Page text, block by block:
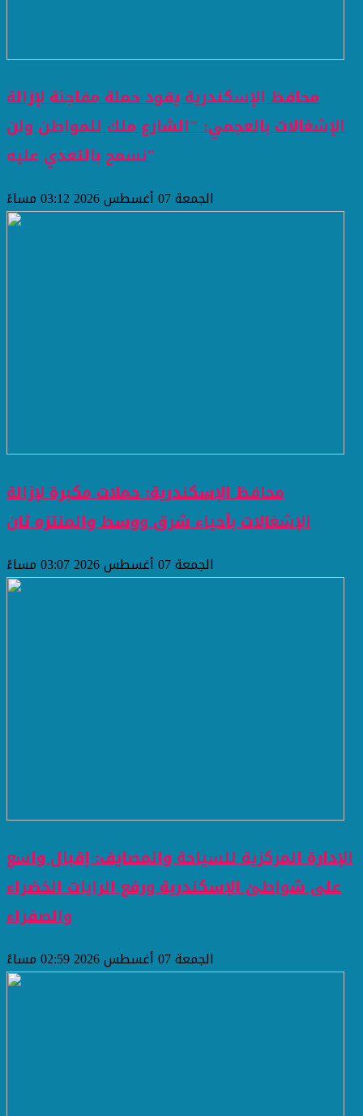
محافظ الإسكندرية يقود حملة مفاجئة لإزالة
الإشغالات بالعجمي: "الشارع ملك للمواطن ولن
نسمح بالتعدي عليه"
الجمعة 07 أغسطس 2026 03:12 مساءً
محافظ الإسكندرية: حملات مكبرة لإزالة
الإشغالات بأحياء شرق ووسط والمنتزه ثان
الجمعة 07 أغسطس 2026 03:07 مساءً
الإدارة المركزية للسياحة والمصايف: إقبال واسع
على شواطئ الإسكندرية ورفع الرايات الخضراء
والصفراء
الجمعة 07 أغسطس 2026 02:59 مساءً